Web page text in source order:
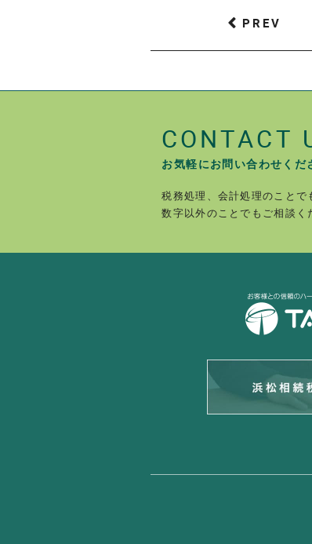
PREV
CONTACT
お気軽にお問い合わせくだ
税務処理、会計処理のことで
数字以外のことでもご相談く